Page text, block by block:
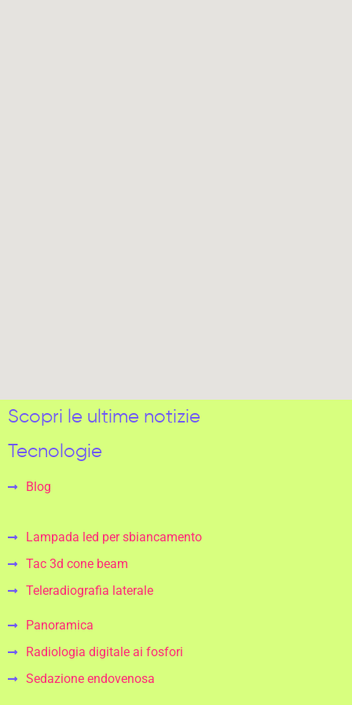
Scopri le ultime notizie
Tecnologie
Blog
Lampada led per sbiancamento
Tac 3d cone beam
Teleradiografia laterale
Panoramica
Radiologia digitale ai fosfori
Sedazione endovenosa